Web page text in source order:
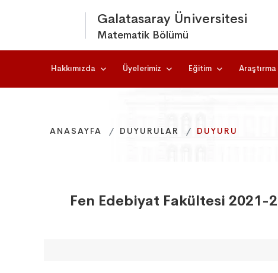
Galatasaray Üniversitesi
Matematik Bölümü
Hakkımızda Üyelerimiz Eğitim Araştırma
ANASAYFA DUYURULAR DUYURU
ANASAYFA DUYURULAR DUYURU
ANASAYFA DUYURULAR DUYURU
Fen Edebiyat Fakültesi 2021-